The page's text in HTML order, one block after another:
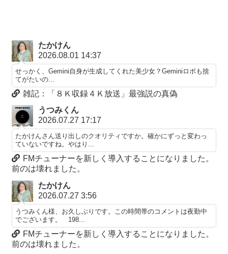
たかけん
2026.08.01 14:37
せっかく、Gemini自身が生成してくれた美少女？Geminiロボも捨
てがたいの...
雑記：「８Ｋ収録４Ｋ放送」最強説の真偽
うつみくん
2026.07.27 17:17
たかけんさん送り出しのクオリティですか。確かにずっと変わっ
ていないですね。やはり...
FMチューナーを新しく導入することになりました。
前のは壊れました。
たかけん
2026.07.27 3:56
うつみくん様、お久しぶりです。この時間帯のコメントは夜勤中
でございます。 198...
FMチューナーを新しく導入することになりました。
前のは壊れました。